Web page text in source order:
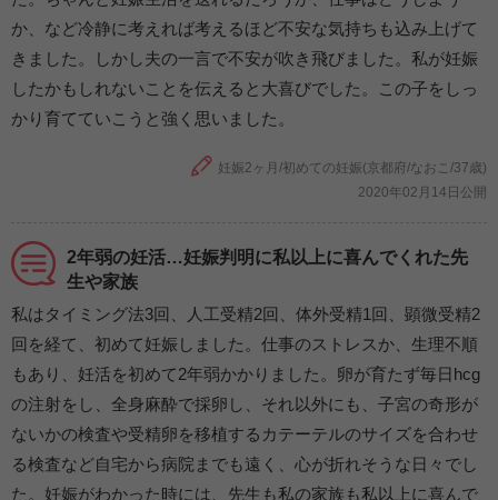
か、など冷静に考えれば考えるほど不安な気持ちも込み上げて
きました。しかし夫の一言で不安が吹き飛びました。私が妊娠
したかもしれないことを伝えると大喜びでした。この子をしっ
かり育てていこうと強く思いました。
妊娠2ヶ月/初めての妊娠(京都府/なおこ/37歳)
2020年02月14日公開
2年弱の妊活…妊娠判明に私以上に喜んでくれた先
生や家族
私はタイミング法3回、人工受精2回、体外受精1回、顕微受精2
回を経て、初めて妊娠しました。仕事のストレスか、生理不順
もあり、妊活を初めて2年弱かかりました。卵が育たず毎日hcg
の注射をし、全身麻酔で採卵し、それ以外にも、子宮の奇形が
ないかの検査や受精卵を移植するカテーテルのサイズを合わせ
る検査など自宅から病院までも遠く、心が折れそうな日々でし
た。妊娠がわかった時には、先生も私の家族も私以上に喜んで